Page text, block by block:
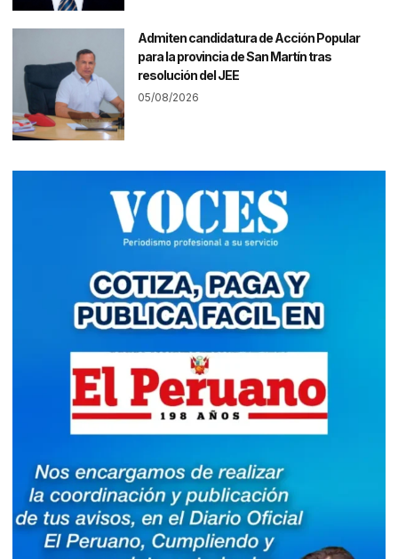
Admiten candidatura de Acción Popular
para la provincia de San Martín tras
resolución del JEE
05/08/2026